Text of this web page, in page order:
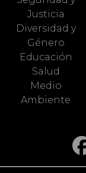
Justicia
Diversidad y
Género
Educación
Salud
Medio
Ambiente